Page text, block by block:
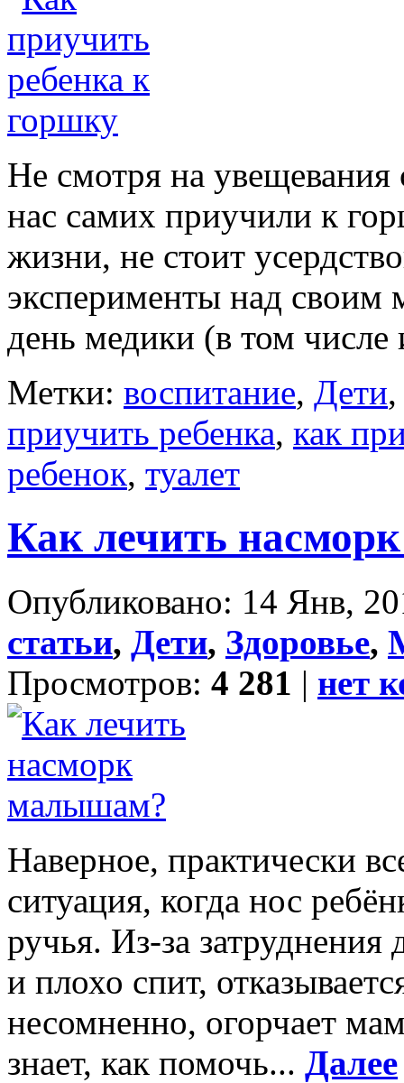
Не смотря на увещевания
нас самих приучили к
жизни, не стоит
эксперименты над
день медики (в том
Метки: воспитание, Дети
приучить ребенка, как
ребенок, туалет
Как лечить
Опубликовано: 14 Янв,
статьи, Дети, Здоровье,
Просмотров: 4 281 | нет
Наверное, практически
ситуация, когда нос
ручья. Из-за затруднения
и плохо спит,
несомненно, огорчает
знает, как помочь... Далее